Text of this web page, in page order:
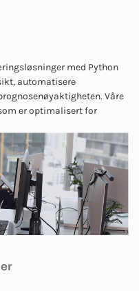
med Python
automatisere
Våre
er optimalisert for